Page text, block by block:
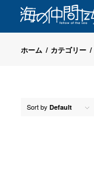
ホーム / カテゴリー /
Sort by Default